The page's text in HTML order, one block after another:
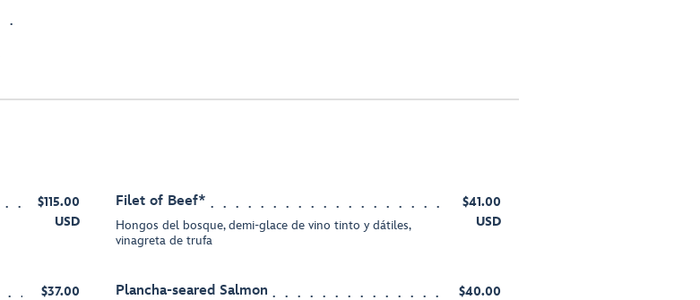
$115.00
USD
Filet of Beef*
Hongos del bosque, demi-glace de vino tinto y dátiles,
vinagreta de trufa
$41.00
USD
$37.00
Plancha-seared Salmon
$40.00